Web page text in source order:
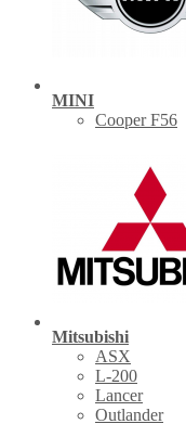
MINI
Cooper F56
Mitsubishi
ASX
L-200
Lancer
Outlander